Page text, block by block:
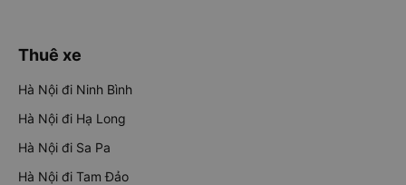
Thuê xe
Hà Nội đi Ninh Bình
Hà Nội đi Hạ Long
Hà Nội đi Sa Pa
Hà Nội đi Tam Đảo